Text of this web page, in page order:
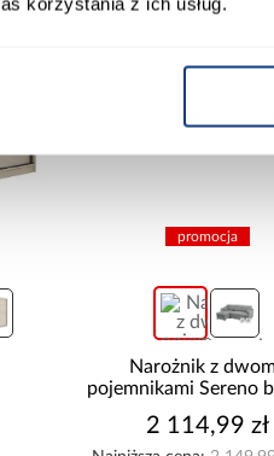
promocja
Narożnik z
pojemnikami Sereno
2 114,99 zł